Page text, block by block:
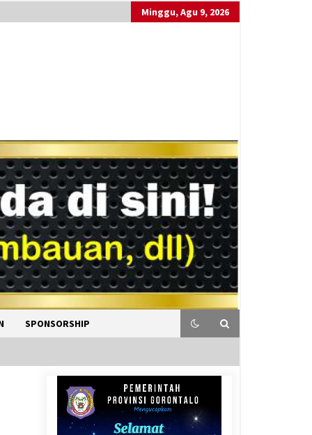
Minggu, Agu 9, 2026
SPONSORSHIP